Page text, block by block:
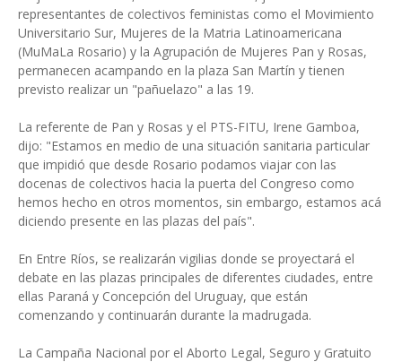
representantes de colectivos feministas como el Movimiento
Universitario Sur, Mujeres de la Matria Latinoamericana
(MuMaLa Rosario) y la Agrupación de Mujeres Pan y Rosas,
permanecen acampando en la plaza San Martín y tienen
previsto realizar un "pañuelazo" a las 19.
La referente de Pan y Rosas y el PTS-FITU, Irene Gamboa,
dijo: "Estamos en medio de una situación sanitaria particular
que impidió que desde Rosario podamos viajar con las
docenas de colectivos hacia la puerta del Congreso como
hemos hecho en otros momentos, sin embargo, estamos acá
diciendo presente en las plazas del país".
En Entre Ríos, se realizarán vigilias donde se proyectará el
debate en las plazas principales de diferentes ciudades, entre
ellas Paraná y Concepción del Uruguay, que están
comenzando y continuarán durante la madrugada.
La Campaña Nacional por el Aborto Legal, Seguro y Gratuito